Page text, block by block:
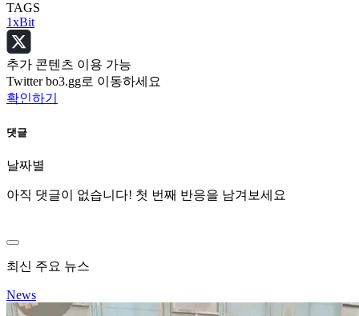
TAGS
1xBit
추가 콘텐츠 이용 가능
Twitter bo3.gg로 이동하세요
확인하기
댓글
날짜별
아직 댓글이 없습니다! 첫 번째 반응을 남겨보세요
최신 주요 뉴스
News